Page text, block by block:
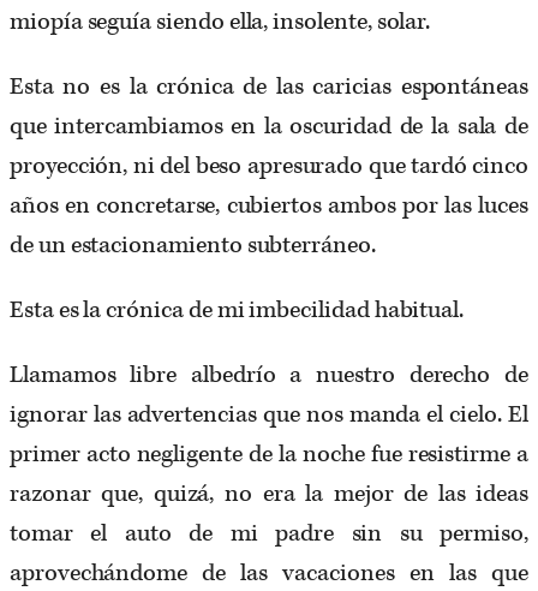
miopía seguía siendo ella, insolente, solar.
Esta no es la crónica de las caricias espontáneas
que intercambiamos en la oscuridad de la sala de
proyección, ni del beso apresurado que tardó cinco
años en concretarse, cubiertos ambos por las luces
de un estacionamiento subterráneo.
Esta es la crónica de mi imbecilidad habitual.
Llamamos libre albedrío a nuestro derecho de
ignorar las advertencias que nos manda el cielo. El
primer acto negligente de la noche fue resistirme a
razonar que, quizá, no era la mejor de las ideas
tomar el auto de mi padre sin su permiso,
aprovechándome de las vacaciones en las que